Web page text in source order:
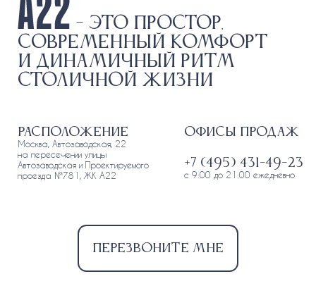
- это простор,
современный комфорт
и динамичный ритм
столичной жизни
Расположение
Москва, Автозаводская, 22
на пересечении улицы
Автозаводская и Проектируемого
проезда №781, ЖК А22
Офисы продаж
+7 (495) 431-49-23
с 9:00 до 21:00 ежедневно
Перезвоните мне